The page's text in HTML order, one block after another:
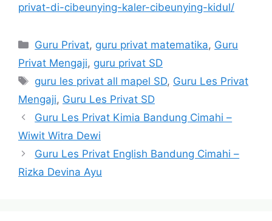
privat-di-cibeunying-kaler-cibeunying-kidul/
Categories
Guru Privat, guru privat matematika, Guru
Privat Mengaji, guru privat SD
Tags
guru les privat all mapel SD, Guru Les Privat
Mengaji, Guru Les Privat SD
Guru Les Privat Kimia Bandung Cimahi –
Wiwit Witra Dewi
Guru Les Privat English Bandung Cimahi –
Rizka Devina Ayu